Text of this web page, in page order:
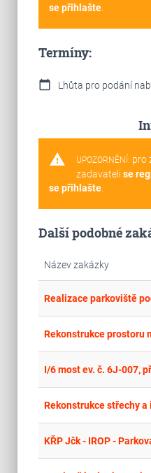
se přihlašte.
Termíny:
calendar_today Lhůta pro podání
warning UPOZORNĚNÍ: pro
zadavateli se
se přihlašte.
Další podobné
Název zakázky
Realizace parkoviště